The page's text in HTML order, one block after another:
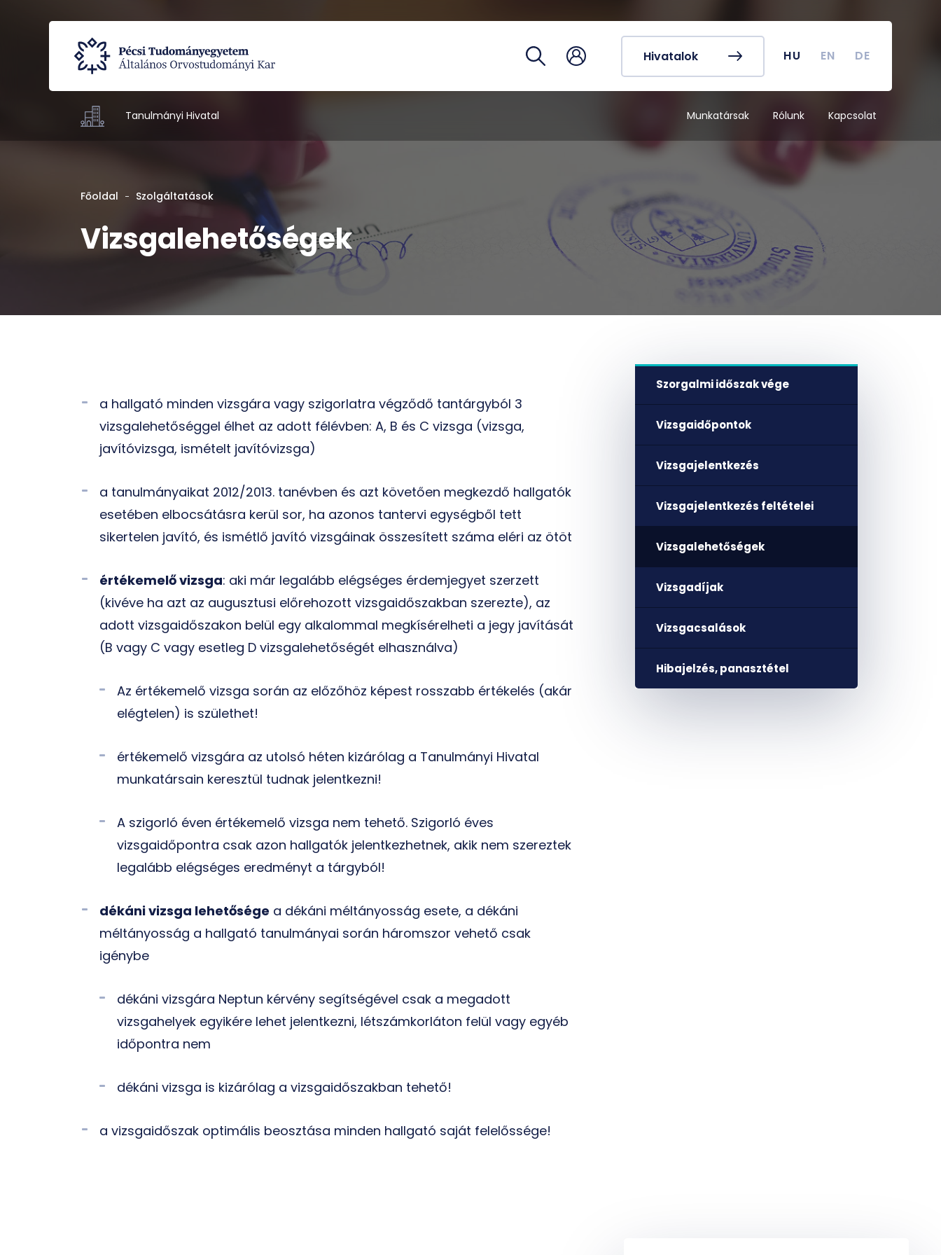
Hivatalok HU EN DE
Tanulmányi Hivatal Munkatársak Rólunk Kapcsolat
egységek
Telefonkönyv
Órarendek
Tanulmányi naptár
Főoldal Szolgáltatások
Vizsgalehetőségek
a hallgató minden vizsgára vagy szigorlatra végződő tantárgyból 3
vizsgalehetőséggel élhet az adott félévben: A, B és C vizsga (vizsga,
javítóvizsga, ismételt javítóvizsga)
a tanulmányaikat 2012/2013. tanévben és azt követően megkezdő hallgatók
esetében elbocsátásra kerül sor, ha azonos tantervi egységből tett
sikertelen javító, és ismétlő javító vizsgáinak összesített száma eléri az ötöt
értékemelő vizsga: aki már legalább elégséges érdemjegyet szerzett
(kivéve ha azt az augusztusi előrehozott vizsgaidőszakban szerezte), az
adott vizsgaidőszakon belül egy alkalommal megkísérelheti a jegy javítását
(B vagy C vagy esetleg D vizsgalehetőségét elhasználva)
Az értékemelő vizsga során az előzőhöz képest rosszabb értékelés (akár
elégtelen) is születhet!
értékemelő vizsgára az utolsó héten kizárólag a Tanulmányi Hivatal
munkatársain keresztül tudnak jelentkezni!
A szigorló éven értékemelő vizsga nem tehető. Szigorló éves
vizsgaidőpontra csak azon hallgatók jelentkezhetnek, akik nem szereztek
legalább elégséges eredményt a tárgyból!
dékáni vizsga lehetősége a dékáni méltányosság esete, a dékáni
méltányosság a hallgató tanulmányai során háromszor vehető csak
igénybe
dékáni vizsgára Neptun kérvény segítségével csak a megadott
vizsgahelyek egyikére lehet jelentkezni, létszámkorláton felül vagy egyéb
időpontra nem
dékáni vizsga is kizárólag a vizsgaidőszakban tehető!
a vizsgaidőszak optimális beosztása minden hallgató saját felelőssége!
Szorgalmi időszak vége
Vizsgaidőpontok
Vizsgajelentkezés
Vizsgajelentkezés feltételei
Vizsgalehetőségek
Vizsgadíjak
Vizsgacsalások
Hibajelzés, panasztétel